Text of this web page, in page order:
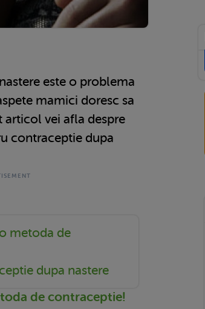
este o problema
mamici doresc sa
articol vei afla despre
contraceptie dupa
metoda de
dupa nastere
de contraceptie!